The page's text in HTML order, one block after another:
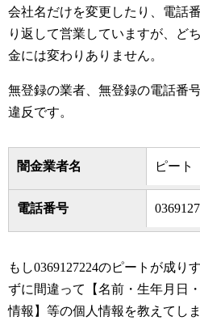
会社名だけを変更したり、電話
り返して営業していますが、ど
金には変わりありません。
無登録の業者、無登録の電話番
違反です。
闇金業者名 ピート
電話番号
もし0369127224のピートが成り
ずに間違って【名前・生年月日
情報】等の個人情報を教えてし